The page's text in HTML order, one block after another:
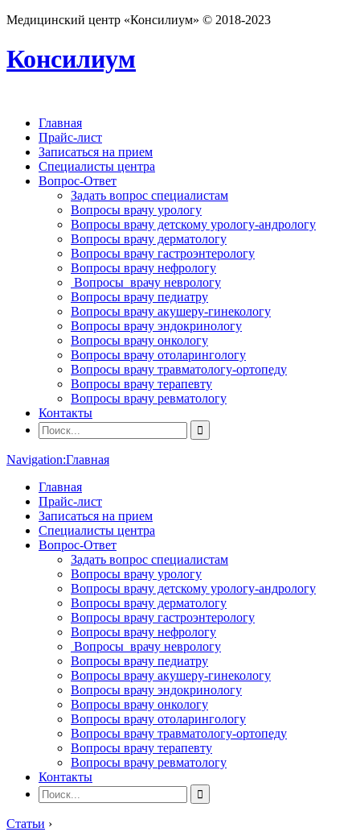
Медицинский центр «Консилиум» © 2018-2023
Консилиум
Главная
Прайс-лист
Записаться на прием
Специалисты центра
Вопрос-Ответ
Задать вопрос специалистам
Вопросы врачу урологу
Вопросы врачу детскому урологу-андрологу
Вопросы врачу дерматологу
Вопросы врачу гастроэнтерологу
Вопросы врачу нефрологу
Вопросы врачу неврологу
Вопросы врачу педиатру
Вопросы врачу акушеру-гинекологу
Вопросы врачу эндокринологу
Вопросы врачу онкологу
Вопросы врачу отоларингологу
Вопросы врачу травматологу-ортопеду
Вопросы врачу терапевту
Вопросы врачу ревматологу
Контакты
Navigation:Главная
Главная
Прайс-лист
Записаться на прием
Специалисты центра
Вопрос-Ответ
Задать вопрос специалистам
Вопросы врачу урологу
Вопросы врачу детскому урологу-андрологу
Вопросы врачу дерматологу
Вопросы врачу гастроэнтерологу
Вопросы врачу нефрологу
Вопросы врачу неврологу
Вопросы врачу педиатру
Вопросы врачу акушеру-гинекологу
Вопросы врачу эндокринологу
Вопросы врачу онкологу
Вопросы врачу отоларингологу
Вопросы врачу травматологу-ортопеду
Вопросы врачу терапевту
Вопросы врачу ревматологу
Контакты
Статьи ›